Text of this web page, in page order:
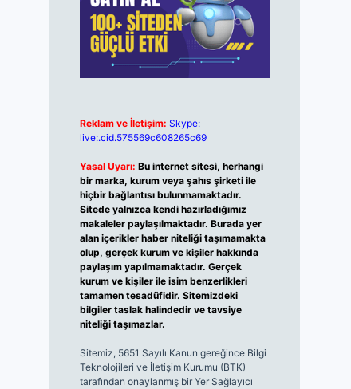
Reklam ve İletişim: Skype:
live:.cid.575569c608265c69
Yasal Uyarı: Bu internet sitesi, herhangi
bir marka, kurum veya şahıs şirketi ile
hiçbir bağlantısı bulunmamaktadır.
Sitede yalnızca kendi hazırladığımız
makaleler paylaşılmaktadır. Burada yer
alan içerikler haber niteliği taşımamakta
olup, gerçek kurum ve kişiler hakkında
paylaşım yapılmamaktadır. Gerçek
kurum ve kişiler ile isim benzerlikleri
tamamen tesadüfidir. Sitemizdeki
bilgiler taslak halindedir ve tavsiye
niteliği taşımazlar.
Sitemiz, 5651 Sayılı Kanun gereğince Bilgi
Teknolojileri ve İletişim Kurumu (BTK)
tarafından onaylanmış bir Yer Sağlayıcı